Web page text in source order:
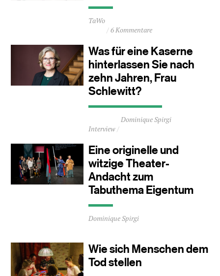
Durchschnittliche
Lesezeit
Minuten
TaWo
6 Kommentare
Was für eine Kaserne
hinterlassen Sie nach
zehn Jahren, Frau
Schlewitt?
Durchschnittliche
ca.
Minuten
Interview
Dominique Spirgi
Eine originelle und
witzige Theater-
Andacht zum
Tabuthema Eigentum
Durchschnittliche
Lesezeit
Minuten
Dominique Spirgi
Wie sich Menschen dem
Tod stellen